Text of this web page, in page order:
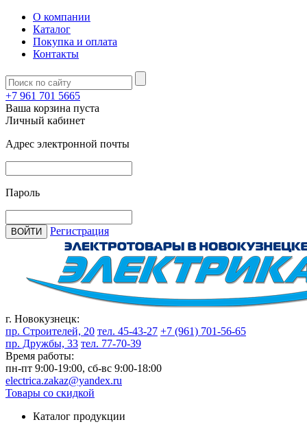
О компании
Каталог
Покупка и оплата
Контакты
+7 961 701 5665
Ваша корзина пуста
Личный кабинет
Адрес электронной почты
Пароль
ВОЙТИ Регистрация
г. Новокузнецк:
пр. Строителей, 20 тел. 45-43-27 +7 (961) 701-56-65
пр. Дружбы, 33 тел. 77-70-39
Время работы:
пн-пт 9:00-19:00, сб-вс 9:00-18:00
electrica.zakaz@yandex.ru
Товары со скидкой
Каталог продукции